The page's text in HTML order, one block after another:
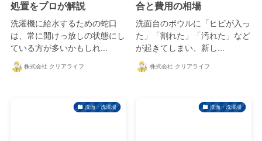
処置をプロが解説
洗濯機に給水するための蛇口
は、常に開けっ放しの状態にし
ている方が多いかもしれ...
株式会社 クリアライフ
合と費用の相場
洗面台のボウルに「ヒビが入っ
た」「割れた」「汚れた」など
が起きてしまい、新し...
株式会社 クリアライフ
洗面・洗濯場 洗面・洗濯場